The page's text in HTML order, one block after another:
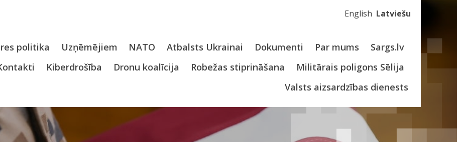
English Latviešu
politika Uzņēmējiem NATO Atbalsts Ukrainai Dokumenti Par mums
Sargs.lv
Kiberdrošība Dronu koalīcija Robežas stiprināšana
Militārais poligons Sēlija
Valsts aizsardzības dienests